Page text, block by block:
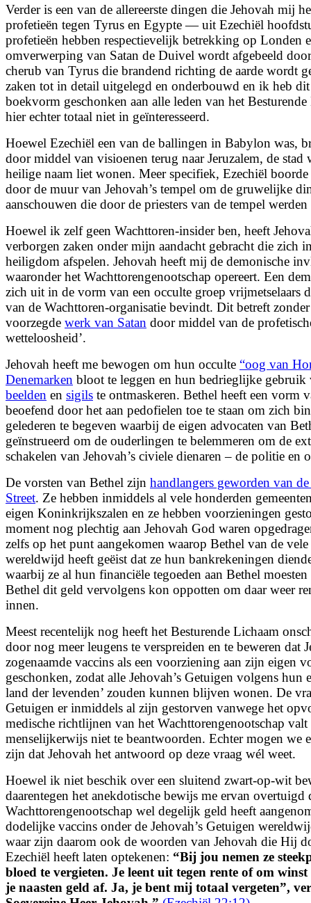
Verder is een van de allereerste dingen die Jehovah mij
profetieën tegen Tyrus en Egypte — uit Ezechiël
profetieën hebben respectievelijk betrekking op Londen
omverwerping van Satan de Duivel wordt afgebeeld
cherub van Tyrus die brandend richting de aarde wordt
zaken tot in detail uitgelegd en onderbouwd en ik heb
boekvorm geschonken aan alle leden van het
hier echter totaal niet in geïnteresseerd.
Hoewel Ezechiël een van de ballingen in Babylon was,
door middel van visioenen terug naar Jeruzalem, de stad
heilige naam liet wonen. Meer specifiek, Ezechiël
door de muur van Jehovah’s tempel om de gruwelijke
aanschouwen die door de priesters van de tempel
Hoewel ik zelf geen Wachttoren-insider ben, heeft
verborgen zaken onder mijn aandacht gebracht die zich
heiligdom afspelen. Jehovah heeft mij de demonische
waaronder het Wachttorengenootschap opereert. Een
zich uit in de vorm van een occulte groep vrijmetselaars
van de Wachttoren-organisatie bevindt. Dit betreft
voorzegde werk van Satan door middel van de
wetteloosheid’.
Jehovah heeft me bewogen om hun occulte “oog van
Denemarken bloot te leggen en hun bedrieglijke
beelden en sigils te ontmaskeren. Bethel heeft een vorm
beoefend door het aan pedofielen toe te staan om zich
gelederen te begeven waarbij de eigen advocaten van
geïnstrueerd om de ouderlingen te belemmeren om de
schakelen van Jehovah’s civiele dienaren – de politie en
De vorsten van Bethel zijn handlangers geworden van
Street. Ze hebben inmiddels al vele honderden
eigen Koninkrijkszalen en ze hebben voorzieningen
moment nog plechtig aan Jehovah God waren
zelfs op het punt aangekomen waarop Bethel van de vele
wereldwijd heeft geëist dat ze hun bankrekeningen
waarbij ze al hun financiële tegoeden aan Bethel
Bethel dit geld vervolgens kon oppotten om daar weer
innen.
Meest recentelijk nog heeft het Besturende Lichaam
door nog meer leugens te verspreiden en te beweren dat
zogenaamde vaccins als een voorziening aan zijn eigen
geschonken, zodat alle Jehovah’s Getuigen volgens hun
land der levenden’ zouden kunnen blijven wonen. De
Getuigen er inmiddels al zijn gestorven vanwege het
medische richtlijnen van het Wachttorengenootschap
menselijkerwijs niet te beantwoorden. Echter mogen we
zijn dat Jehovah het antwoord op deze vraag wél weet.
Hoewel ik niet beschik over een sluitend zwart-op-wit
daarentegen het anekdotische bewijs me ervan overtuigd
Wachttorengenootschap wel degelijk geld heeft
dodelijke vaccins onder de Jehovah’s Getuigen
waar zijn daarom ook de woorden van Jehovah die Hij
Ezechiël heeft laten optekenen: “Bij jou nemen ze
bloed te vergieten. Je leent uit tegen rente of om
je naasten geld af. Ja, je bent mij totaal vergeten”,